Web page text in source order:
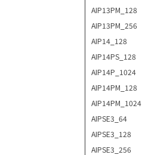
AIP13PM_128
AIP13PM_256
AIP14_128
AIP14PS_128
AIP14P_1024
AIP14PM_128
AIP14PM_1024
AIPSE3_64
AIPSE3_128
AIPSE3_256